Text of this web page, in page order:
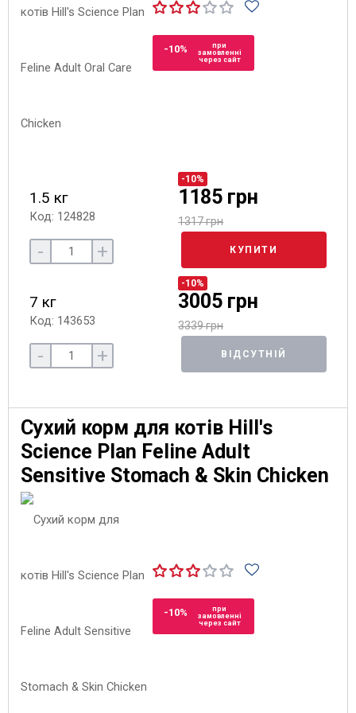
-10%
при
замовленні
через сайт
1.5 кг
Код: 124828
-10%
1185 грн
1317 грн
- + КУПИТИ
7 кг
Код: 143653
-10%
3005 грн
3339 грн
- + ВІДСУТНІЙ
Сухий корм для котів Hill's
Science Plan Feline Adult
Sensitive Stomach & Skin Chicken
-10%
при
замовленні
через сайт